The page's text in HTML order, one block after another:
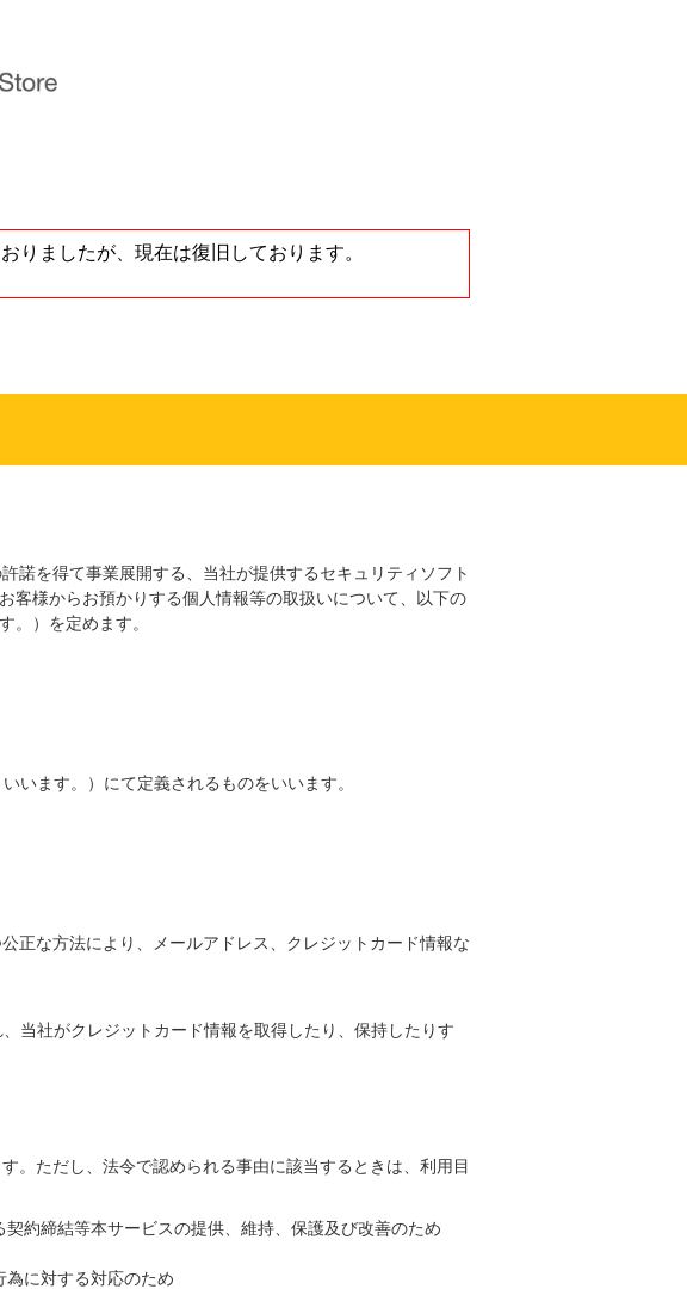
りましたが、現在は復旧しております。
諾を得て事業展開する、当社が提供するセキュリティソフト
客様からお預かりする個人情報等の取扱いについて、以下の
。）を定めます。
います。）にて定義されるものをいいます。
正な方法により、メールアドレス、クレジットカード情報な
当社がクレジットカード情報を取得したり、保持したりす
。ただし、法令で認められる事由に該当するときは、利用目
約締結等本サービスの提供、維持、保護及び改善のため
に対する対応のため